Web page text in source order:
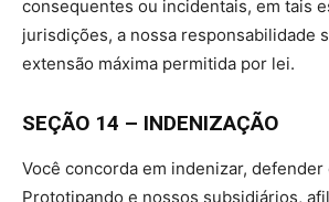
consequentes ou incidentais, em tais
jurisdições, a nossa responsabilidade
extensão máxima permitida por lei.
SEÇÃO 14 – INDENIZAÇÃO
Você concorda em indenizar, defender
Prototipando e nossos subsidiários,